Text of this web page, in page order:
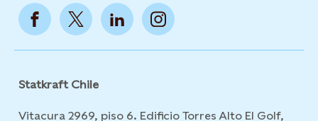
Statkraft Chile
Vitacura 2969, piso 6. Edificio Torres Alto El Golf,